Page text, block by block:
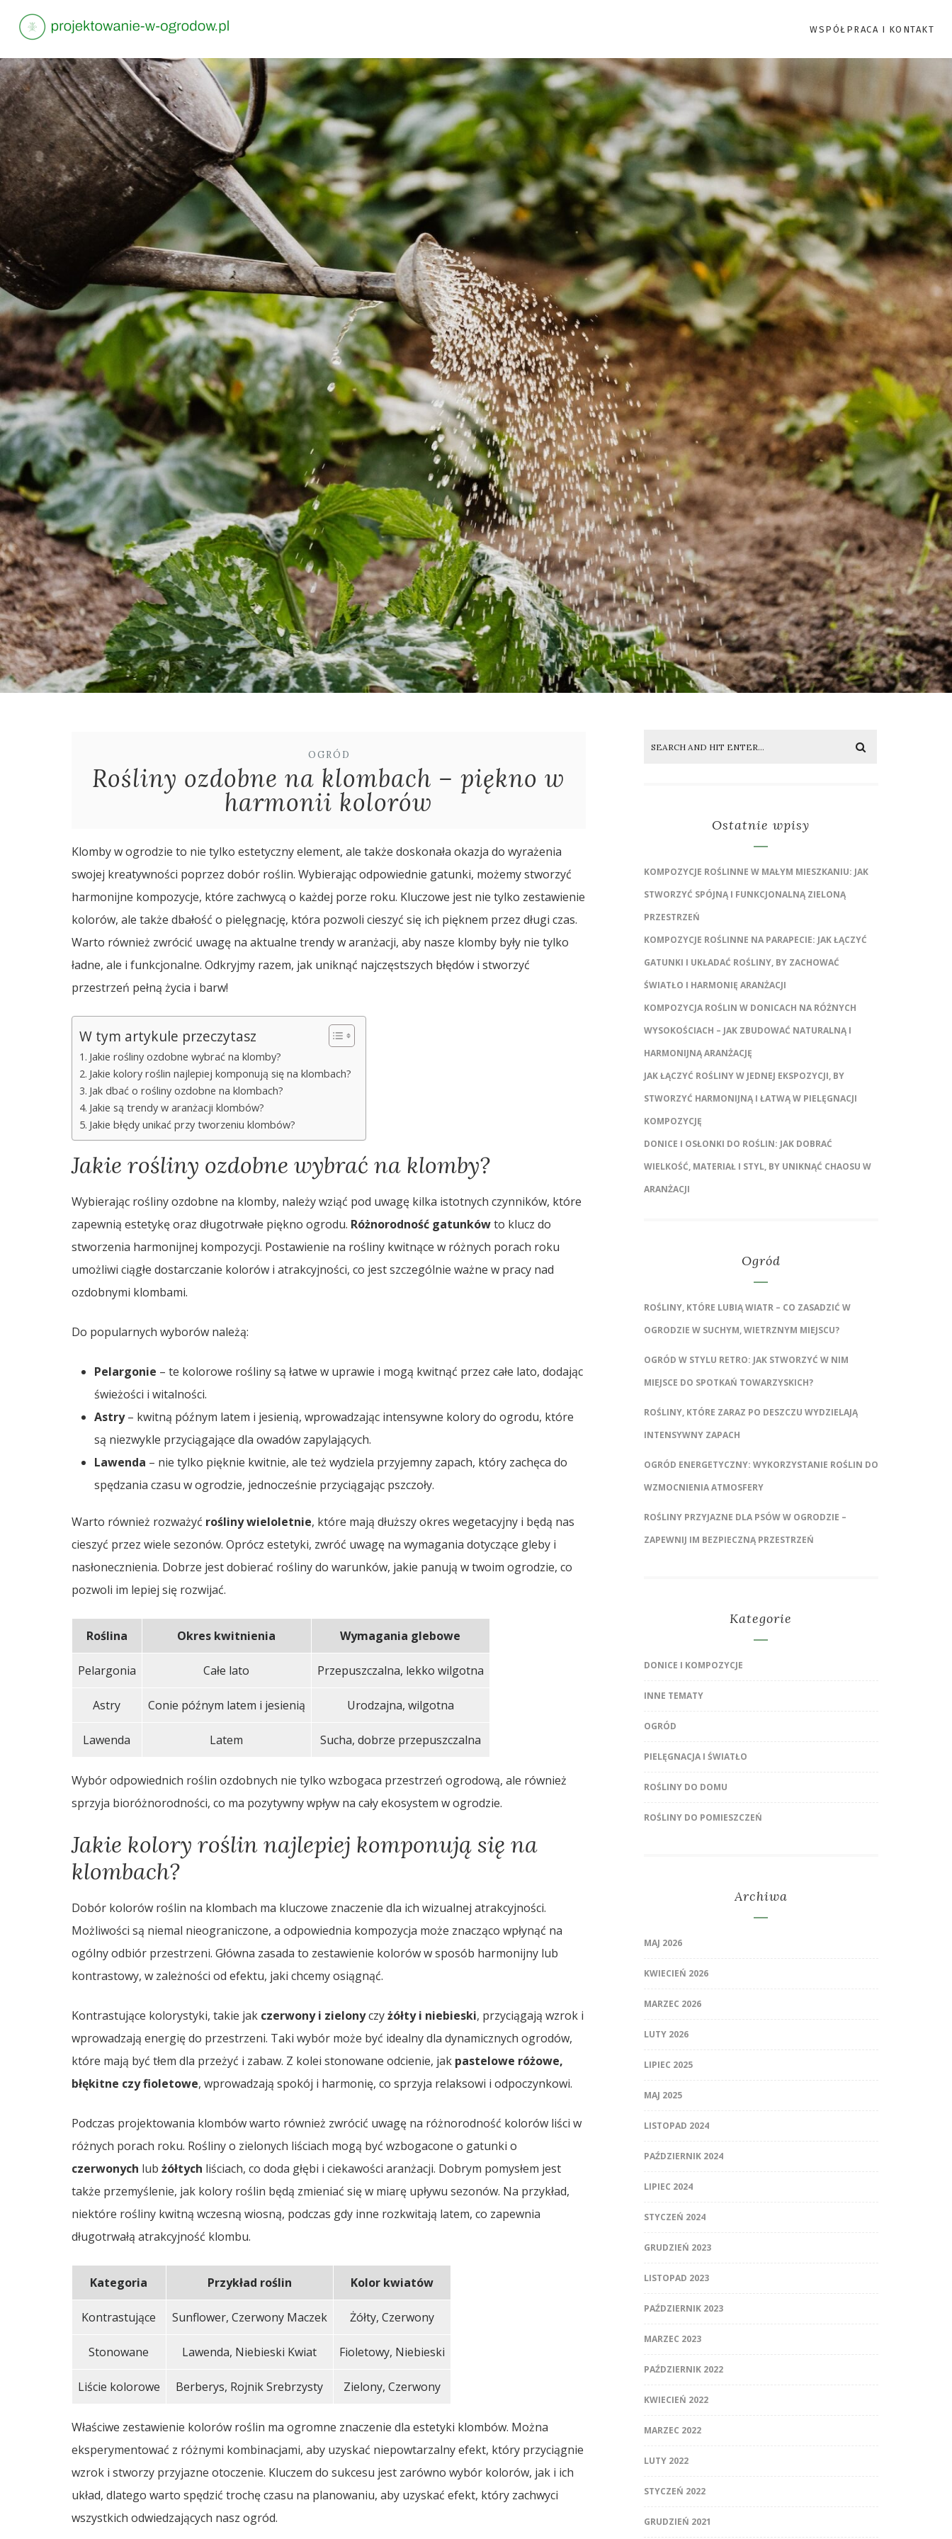
WSPÓŁPRACA I KONTAKT
OGRÓD
Rośliny ozdobne na klombach – piękno w
harmonii kolorów
Klomby w ogrodzie to nie tylko estetyczny element, ale także doskonała okazja do wyrażenia
swojej kreatywności poprzez dobór roślin. Wybierając odpowiednie gatunki, możemy stworzyć
harmonijne kompozycje, które zachwycą o każdej porze roku. Kluczowe jest nie tylko zestawienie
kolorów, ale także dbałość o pielęgnację, która pozwoli cieszyć się ich pięknem przez długi czas.
Warto również zwrócić uwagę na aktualne trendy w aranżacji, aby nasze klomby były nie tylko
ładne, ale i funkcjonalne. Odkryjmy razem, jak uniknąć najczęstszych błędów i stworzyć
przestrzeń pełną życia i barw!
W tym artykule przeczytasz
Jakie rośliny ozdobne wybrać na klomby?
Jakie kolory roślin najlepiej komponują się na klombach?
Jak dbać o rośliny ozdobne na klombach?
Jakie są trendy w aranżacji klombów?
Jakie błędy unikać przy tworzeniu klombów?
Jakie rośliny ozdobne wybrać na klomby?
Wybierając rośliny ozdobne na klomby, należy wziąć pod uwagę kilka istotnych czynników, które
zapewnią estetykę oraz długotrwałe piękno ogrodu. Różnorodność gatunkówto klucz do
stworzenia harmonijnej kompozycji. Postawienie na rośliny kwitnące w różnych porach roku
umożliwi ciągłe dostarczanie kolorów i atrakcyjności, co jest szczególnie ważne w pracy nad
ozdobnymi klombami.
Do popularnych wyborów należą:
Pelargonie – te kolorowe rośliny są łatwe w uprawie i mogą kwitnąć przez całe lato, dodając
świeżości i witalności.
Astry– kwitną późnym latem i jesienią, wprowadzając intensywne kolory do ogrodu, które
są niezwykle przyciągające dla owadów zapylających.
Lawenda – nie tylko pięknie kwitnie, ale też wydziela przyjemny zapach, który zachęca do
spędzania czasu w ogrodzie, jednocześnie przyciągając pszczoły.
Warto również rozważyć rośliny wieloletnie, które mają dłuższy okres wegetacyjny i będą nas
cieszyć przez wiele sezonów. Oprócz estetyki, zwróć uwagę na wymagania dotyczące gleby i
nasłonecznienia. Dobrze jest dobierać rośliny do warunków, jakie panują w twoim ogrodzie, co
pozwoli im lepiej się rozwijać.
Roślina Okres kwitnienia Wymagania glebowe
Pelargonia Całe lato Przepuszczalna, lekko wilgotna
Astry Conie późnym latem i jesienią Urodzajna, wilgotna
Lawenda Latem Sucha, dobrze przepuszczalna
Wybór odpowiednich roślin ozdobnych nie tylko wzbogaca przestrzeń ogrodową, ale również
sprzyja bioróżnorodności, co ma pozytywny wpływ na cały ekosystem w ogrodzie.
Jakie kolory roślin najlepiej komponują się na
klombach?
Dobór kolorów roślin na klombach ma kluczowe znaczenie dla ich wizualnej atrakcyjności.
Możliwości są niemal nieograniczone, a odpowiednia kompozycja może znacząco wpłynąć na
ogólny odbiór przestrzeni. Główna zasada to zestawienie kolorów w sposób harmonijny lub
kontrastowy, w zależności od efektu, jaki chcemy osiągnąć.
Kontrastujące kolorystyki, takie jak czerwony i zielonyczyżółty i niebieski, przyciągają wzrok i
wprowadzają energię do przestrzeni. Taki wybór może być idealny dla dynamicznych ogrodów,
które mają być tłem dla przeżyć i zabaw. Z kolei stonowane odcienie, jak pastelowe różowe,
błękitne czy fioletowe, wprowadzają spokój i harmonię, co sprzyja relaksowi i odpoczynkowi.
Podczas projektowania klombów warto również zwrócić uwagę na różnorodność kolorów liści w
różnych porach roku. Rośliny o zielonych liściach mogą być wzbogacone o gatunki o
czerwonych lub żółtych liściach, co doda głębi i ciekawości aranżacji. Dobrym pomysłem jest
także przemyślenie, jak kolory roślin będą zmieniać się w miarę upływu sezonów. Na przykład,
niektóre rośliny kwitną wczesną wiosną, podczas gdy inne rozkwitają latem, co zapewnia
długotrwałą atrakcyjność klombu.
Kategoria Przykład roślin Kolor kwiatów
Kontrastujące Sunflower, Czerwony Maczek Żółty, Czerwony
Stonowane Lawenda, Niebieski Kwiat Fioletowy, Niebieski
Liście kolorowe Berberys, Rojnik Srebrzysty Zielony, Czerwony
Właściwe zestawienie kolorów roślin ma ogromne znaczenie dla estetyki klombów. Można
eksperymentować z różnymi kombinacjami, aby uzyskać niepowtarzalny efekt, który przyciągnie
wzrok i stworzy przyjazne otoczenie. Kluczem do sukcesu jest zarówno wybór kolorów, jak i ich
układ, dlatego warto spędzić trochę czasu na planowaniu, aby uzyskać efekt, który zachwyci
wszystkich odwiedzających nasz ogród.
Ostatnie wpisy
KOMPOZYCJE ROŚLINNE W MAŁYM MIESZKANIU: JAK
STWORZYĆ SPÓJNĄ I FUNKCJONALNĄ ZIELONĄ
PRZESTRZEŃ
KOMPOZYCJE ROŚLINNE NA PARAPECIE: JAK ŁĄCZYĆ
GATUNKI I UKŁADAĆ ROŚLINY, BY ZACHOWAĆ
ŚWIATŁO I HARMONIĘ ARANŻACJI
KOMPOZYCJA ROŚLIN W DONICACH NA RÓŻNYCH
WYSOKOŚCIACH – JAK ZBUDOWAĆ NATURALNĄ I
HARMONIJNĄ ARANŻACJĘ
JAK ŁĄCZYĆ ROŚLINY W JEDNEJ EKSPOZYCJI, BY
STWORZYĆ HARMONIJNĄ I ŁATWĄ W PIELĘGNACJI
KOMPOZYCJĘ
DONICE I OSŁONKI DO ROŚLIN: JAK DOBRAĆ
WIELKOŚĆ, MATERIAŁ I STYL, BY UNIKNĄĆ CHAOSU W
ARANŻACJI
Ogród
ROŚLINY, KTÓRE LUBIĄ WIATR – CO ZASADZIĆ W
OGRODZIE W SUCHYM, WIETRZNYM MIEJSCU?
OGRÓD W STYLU RETRO: JAK STWORZYĆ W NIM
MIEJSCE DO SPOTKAŃ TOWARZYSKICH?
ROŚLINY, KTÓRE ZARAZ PO DESZCZU WYDZIELAJĄ
INTENSYWNY ZAPACH
OGRÓD ENERGETYCZNY: WYKORZYSTANIE ROŚLIN DO
WZMOCNIENIA ATMOSFERY
ROŚLINY PRZYJAZNE DLA PSÓW W OGRODZIE –
ZAPEWNIJ IM BEZPIECZNĄ PRZESTRZEŃ
Kategorie
DONICE I KOMPOZYCJE
INNE TEMATY
OGRÓD
PIELĘGNACJA I ŚWIATŁO
ROŚLINY DO DOMU
ROŚLINY DO POMIESZCZEŃ
Archiwa
MAJ 2026
KWIECIEŃ 2026
MARZEC 2026
LUTY 2026
LIPIEC 2025
MAJ 2025
LISTOPAD 2024
PAŹDZIERNIK 2024
LIPIEC 2024
STYCZEŃ 2024
GRUDZIEŃ 2023
LISTOPAD 2023
PAŹDZIERNIK 2023
MARZEC 2023
PAŹDZIERNIK 2022
KWIECIEŃ 2022
MARZEC 2022
LUTY 2022
STYCZEŃ 2022
GRUDZIEŃ 2021